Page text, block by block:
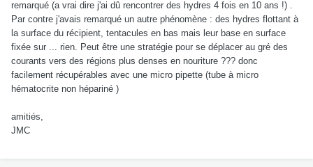
remarqué (a vrai dire j'ai dû rencontrer des hydres 4 fois en 10 ans !) .
Par contre j'avais remarqué un autre phénomène : des hydres flottant à
la surface du récipient, tentacules en bas mais leur base en surface
fixée sur ... rien. Peut être une stratégie pour se déplacer au gré des
courants vers des régions plus denses en nouriture ??? donc
facilement récupérables avec une micro pipette (tube à micro
hématocrite non hépariné )
amitiés,
JMC